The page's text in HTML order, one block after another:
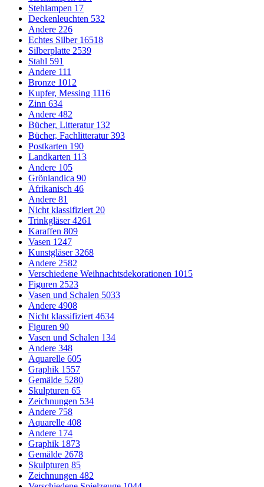
Stehlampen 17
Deckenleuchten 532
Andere 226
Echtes Silber 16518
Silberplatte 2539
Stahl 591
Andere 111
Bronze 1012
Kupfer, Messing 1116
Zinn 634
Andere 482
Bücher, Litteratur 132
Bücher, Fachlitteratur393
Postkarten 190
Landkarten 113
Andere 105
Grönlandica 90
Afrikanisch 46
Andere 81
Nicht klassifiziert 20
Trinkgläser4261
Karaffen 809
Vasen 1247
Kunstgläser3268
Andere 2582
Verschiedene Weihnachtsdekorationen 1015
Figuren 2523
Vasen und Schalen 5033
Andere 4908
Nicht klassifiziert 4634
Figuren 90
Vasen und Schalen 134
Andere 348
Aquarelle 605
Graphik 1557
Gemälde 5280
Skulpturen 65
Zeichnungen 534
Andere 758
Aquarelle 408
Andere 174
Graphik 1873
Gemälde 2678
Skulpturen 85
Zeichnungen 482